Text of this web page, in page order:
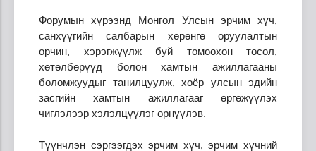
Форумын хүрээнд Монгол Улсын эрчим хүч,
санхүүгийн салбарын хөрөнгө оруулалтын
орчин, хэрэгжүүлж буй томоохон төсөл,
хөтөлбөрүүд болон хамтын ажиллагааны
боломжуудыг танилцуулж, хоёр улсын эдийн
засгийн хамтын ажиллагааг өргөжүүлэх
чиглэлээр хэлэлцүүлэг өрнүүлэв.
Түүнчлэн сэргээгдэх эрчим хүч, эрчим хүчний